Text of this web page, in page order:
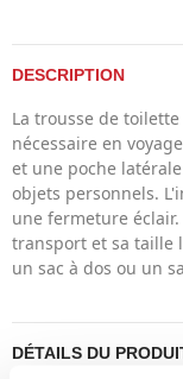
DESCRIPTION
La trousse de
nécessaire en
et une poche
objets personnels.
une fermeture
transport et sa taille
un sac à dos ou un
DÉTAILS DU